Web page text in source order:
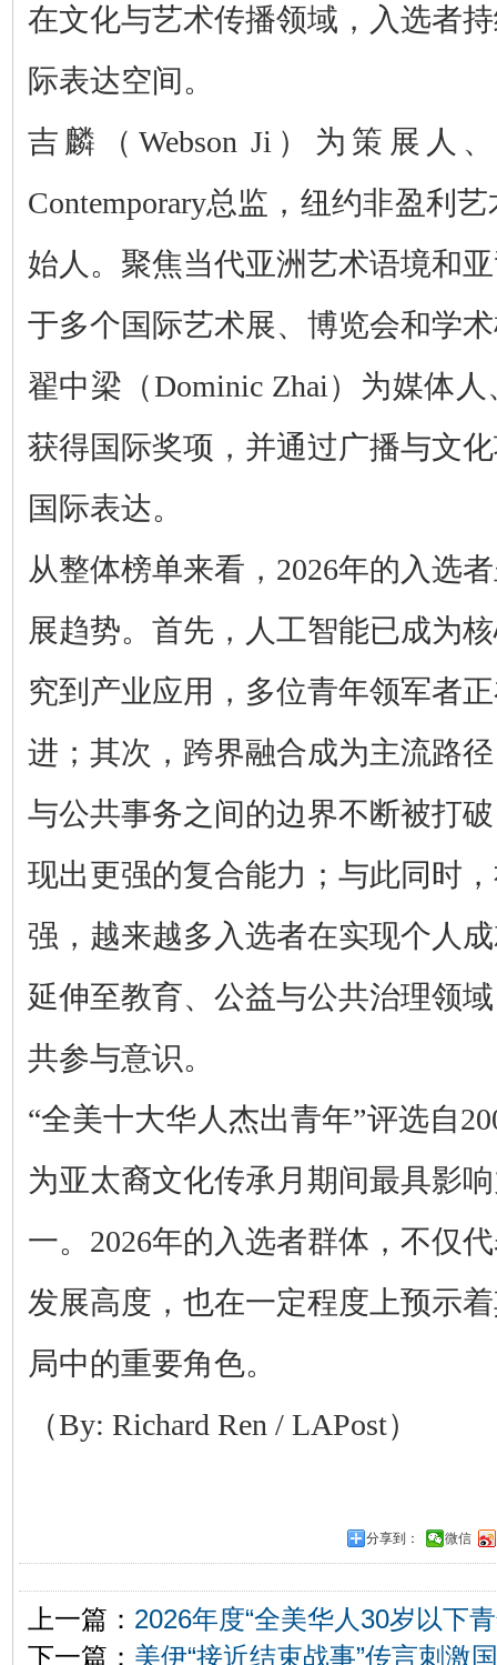
在文化与艺术传播领域，入选者
际表达空间。
吉麟（Webson Ji）为策展人
Contemporary总监，纽约非盈利
始人。聚焦当代亚洲艺术语境和
于多个国际艺术展、 博览会和学
翟中梁（Dominic Zhai）为媒体
获得国际奖项，并通过广播与文
国际表达。
从整体榜单来看，2026年的入选
展趋势。首先，人工智能已成为
究到产业应用，多位青年领军者
进；其次，跨界融合成为主流路
与公共事务之间的边界不断被打
现出更强的复合能力；与此同时
强，越来越多入选者在实现个人
延伸至教育、公益与公共治理领
共参与意识。
“全美十大华人杰出青年”评选自
为亚太裔文化传承月期间最具影
一。2026年的入选者群体，不仅
发展高度，也在一定程度上预示
局中的重要角色。
（By: Richard Ren / LAPost）
分享到： 微信
上一篇： 2026年度“全美华人30岁以下
下一篇： 美伊“接近结束战事”传言刺激